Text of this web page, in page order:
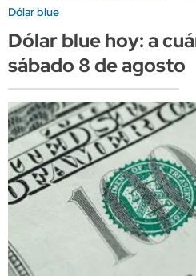
Dólar blue
Dólar blue hoy: a
sábado 8 de agosto